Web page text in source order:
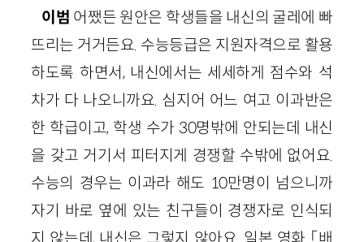
이범 어쨌든 원안은 학생들을 내신의 굴레에 빠
뜨리는 거거든요. 수능등급은 지원자격으로 활용
하도록 하면서, 내신에서는 세세하게 점수와 석
차가 다 나오니까요. 심지어 어느 여고 이과반은
한 학급이고, 학생 수가 30명밖에 안되는데 내신
을 갖고 거기서 피터지게 경쟁할 수밖에 없어요.
수능의 경우는 이과라 해도 10만명이 넘으니까
자기 바로 옆에 있는 친구들이 경쟁자로 인식되
지 않는데, 내신은 그렇지 않아요. 일본 영화 「배